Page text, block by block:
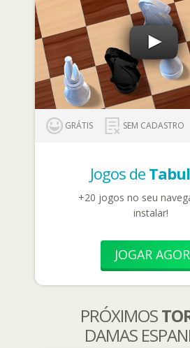
GRÁTIS SEM CADASTRO
Jogos de
+20 jogos no seu
instalar!
JOGAR
PRÓXIMOS
DAMAS